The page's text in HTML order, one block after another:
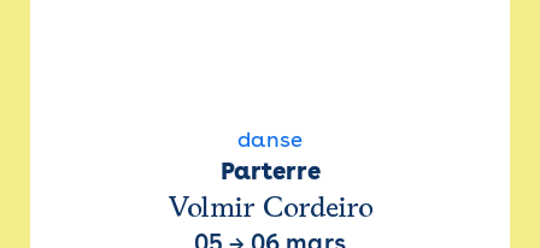
danse
Parterre
Volmir Cordeiro